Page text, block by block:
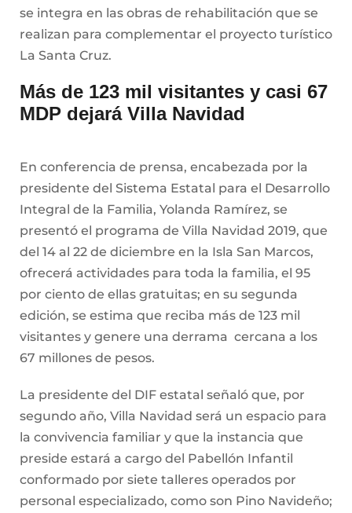
se integra en las obras de rehabilitación que se
realizan para complementar el proyecto turístico
La Santa Cruz.
Más de 123 mil visitantes y casi 67
MDP dejará Villa Navidad
En conferencia de prensa, encabezada por la
presidente del Sistema Estatal para el Desarrollo
Integral de la Familia, Yolanda Ramírez, se
presentó el programa de Villa Navidad 2019, que
del 14 al 22 de diciembre en la Isla San Marcos,
ofrecerá actividades para toda la familia, el 95
por ciento de ellas gratuitas; en su segunda
edición, se estima que reciba más de 123 mil
visitantes y genere una derrama cercana a los
67 millones de pesos.
La presidente del DIF estatal señaló que, por
segundo año, Villa Navidad será un espacio para
la convivencia familiar y que la instancia que
preside estará a cargo del Pabellón Infantil
conformado por siete talleres operados por
personal especializado, como son Pino Navideño;